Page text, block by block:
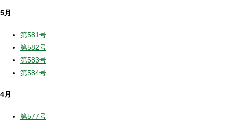
5月
第581号
第582号
第583号
第584号
4月
第577号